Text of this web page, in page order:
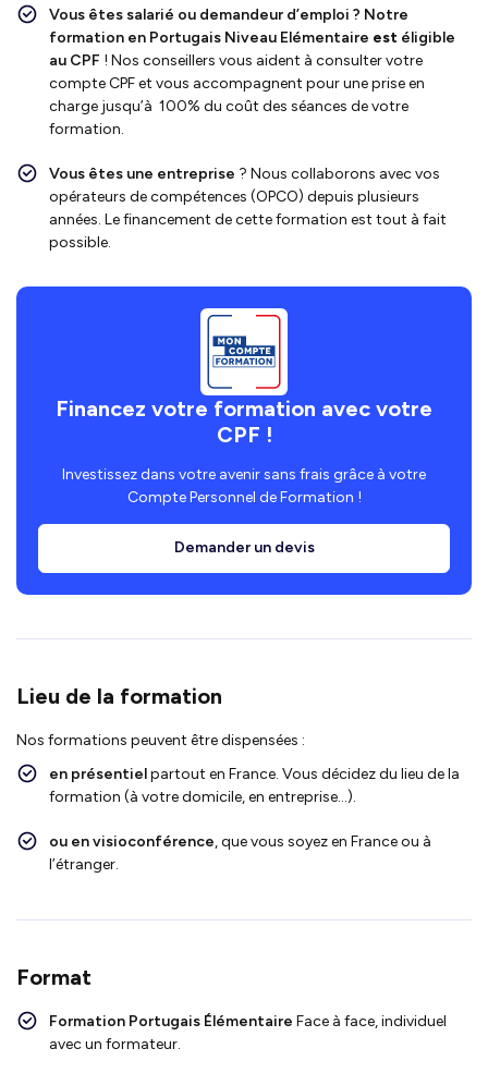
Vous êtes salarié ou demandeur d’emploi ? Notre
formation en Portugais Niveau Elémentaire est éligible
au CPF ! Nos conseillers vous aident à consulter votre
compte CPF et vous accompagnent pour une prise en
charge jusqu’à 100% du coût des séances de votre
formation.
Vous êtes une entreprise ? Nous collaborons avec vos
opérateurs de compétences (OPCO) depuis plusieurs
années. Le financement de cette formation est tout à fait
possible.
Financez votre formation avec votre
CPF !
Investissez dans votre avenir sans frais grâce à votre
Compte Personnel de Formation !
Demander un devis
Lieu de la formation
Nos formations peuvent être dispensées :
en présentielpartout en France. Vous décidez du lieu de la
formation (à votre domicile, en entreprise…).
ou en visioconférence, que vous soyez en France ou à
l’étranger.
Format
Formation Portugais Élémentaire Face à face, individuel
avec un formateur.